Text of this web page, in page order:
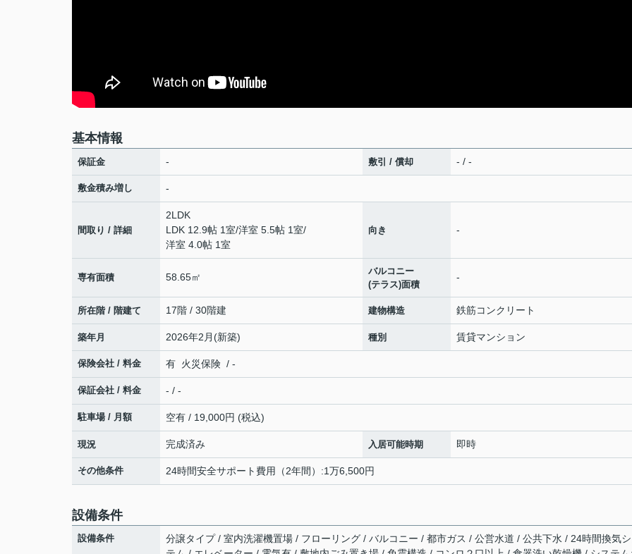
基本情報
保証金 - 敷引 / 償却 - / -
敷金積み増し -
間取り / 詳細
2LDK
LDK 12.9帖 1室/洋室 5.5帖 1室/
洋室 4.0帖 1室
向き -
専有面積 58.65㎡
バルコニー
(テラス)面積
-
所在階 / 階建て 17階 / 30階建 建物構造 鉄筋コンクリート
築年月 2026年2月(新築) 種別 賃貸マンション
保険会社 / 料金 有 火災保険 / -
保証会社 / 料金 - / -
駐車場 / 月額 空有 / 19,000円 (税込)
現況 完成済み 入居可能時期 即時
その他条件 24時間安全サポート費用（2年間）:1万6,500円
設備条件
設備条件
分譲タイプ / 室内洗濯機置場 / フローリング / バルコニー / 都市ガス / 公営水道 / 公共下水 / 24時間換気シ